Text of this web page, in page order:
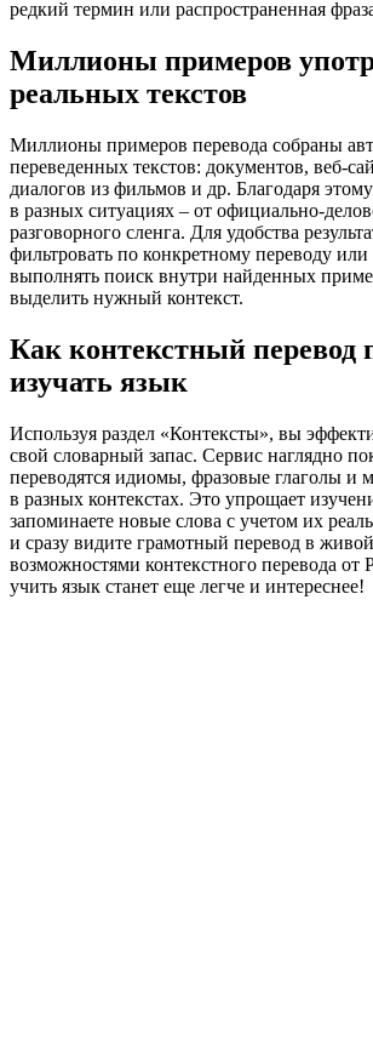
редкий термин или распространенная
Миллионы примеров
реальных текстов
Миллионы примеров перевода собраны
переведенных текстов: документов, веб-
диалогов из фильмов и др. Благодаря
в разных ситуациях – от официально-
разговорного сленга. Для удобства
фильтровать по конкретному переводу или
выполнять поиск внутри найденных
выделить нужный контекст.
Как контекстный перевод
изучать язык
Используя раздел «Контексты», вы
свой словарный запас. Сервис наглядно
переводятся идиомы, фразовые глаголы и
в разных контекстах. Это упрощает
запоминаете новые слова с учетом их
и сразу видите грамотный перевод в
возможностями контекстного перевода от
учить язык станет еще легче и интереснее!